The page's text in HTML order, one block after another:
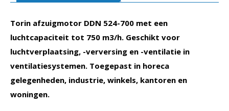
Torin afzuigmotor DDN 524-700 met een
luchtcapaciteit tot 750 m3/h. Geschikt voor
luchtverplaatsing, -verversing en -ventilatie in
ventilatiesystemen. Toegepast in horeca
gelegenheden, industrie, winkels, kantoren en
woningen.